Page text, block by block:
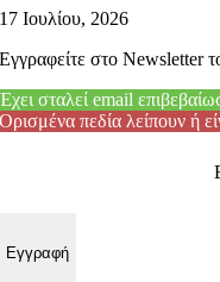
17 Ιουλίου, 2026
Εγγραφείτε στο Newsletter
Έχει σταλεί email
Ορισμένα πεδία λείπουν ή